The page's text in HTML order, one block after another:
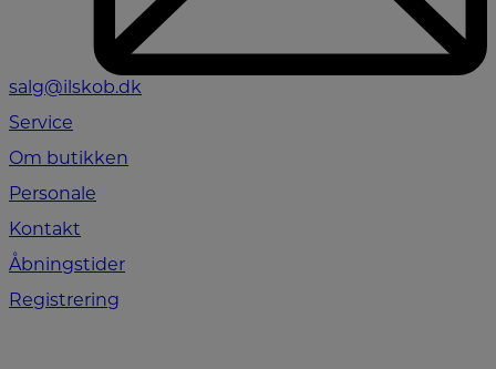
salg@ilskob.dk
Service
Om butikken
Personale
Kontakt
Åbningstider
Registrering